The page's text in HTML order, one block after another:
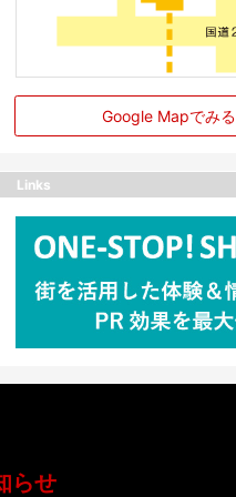
Google Mapでみる
Links
らせ